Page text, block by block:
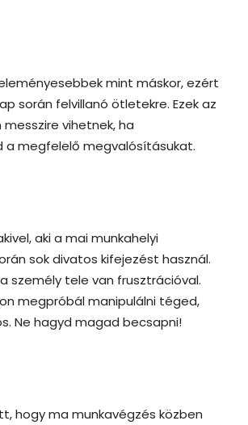
mint máskor, ezért
során felvillanó ötletekre. Ezek az
vihetnek, ha
a megfelelő megvalósításukat.
aki a mai munkahelyi
sok divatos kifejezést használ.
személy tele van frusztrációval.
megpróbál manipulálni téged,
Ne hagyd magad becsapni!
hogy ma munkavégzés közben